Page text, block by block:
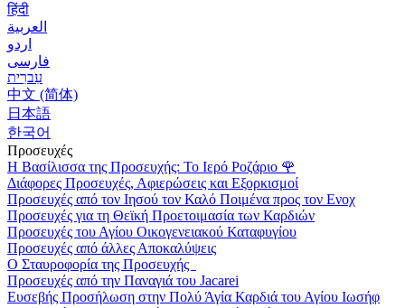
हिंदी
العربية
اردو
فارسی
עִברִית
中文 (简体)
日本語
한국어
Προσευχές
Η Βασίλισσα της Προσευχής: Το Ιερό Ροζάριο 🌹
Διάφορες Προσευχές, Αφιερώσεις και Εξορκισμοί
Προσευχές από τον Ιησού τον Καλό Ποιμένα προς τον Ενοχ
Προσευχές για τη Θεϊκή Προετοιμασία των Καρδιών
Προσευχές του Αγίου Οικογενειακού Καταφυγίου
Προσευχές από άλλες Αποκαλύψεις
Ο Σταυροφορία της Προσευχής
Προσευχές από την Παναγιά του Jacarei
Ευσεβής Προσήλωση στην Πολύ Άγία Καρδιά του Αγίου Ιωσήφ